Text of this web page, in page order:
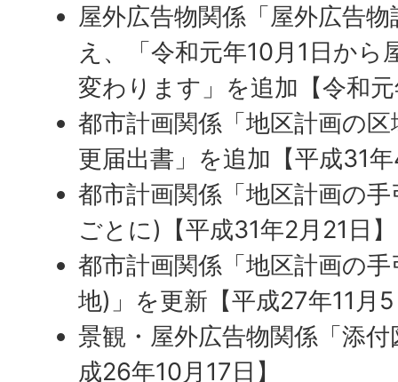
屋外広告物関係「屋外広告
え、「令和元年10月1日から
変わります」を追加【令和
都市計画関係「地区計画の
更届出書」を追加【平成31
都市計画関係「地区計画の
ごとに)【平成31年2月21日】
都市計画関係「地区計画の
地)」を更新【平成27年11月
景観・屋外広告物関係「添
成26年10月17日】